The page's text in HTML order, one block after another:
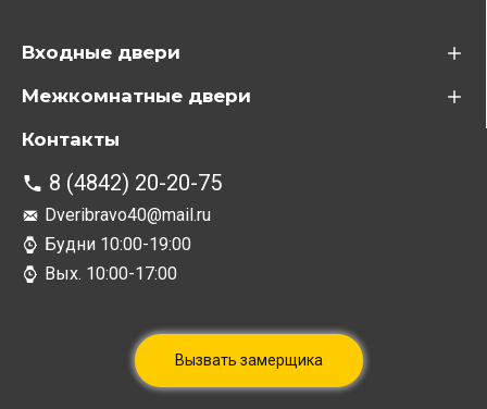
Входные двери
Межкомнатные двери
Контакты
8 (4842) 20-20-75
Dveribravo40@mail.ru
Будни 10:00-19:00
Вых. 10:00-17:00
Вызвать замерщика